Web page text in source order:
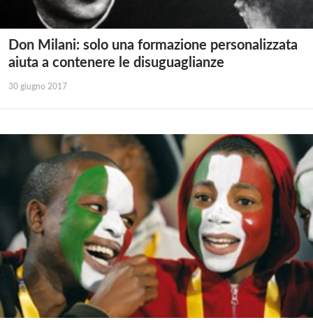
Don Milani: solo una formazione personalizzata
aiuta a contenere le disuguaglianze
30 giugno 2017